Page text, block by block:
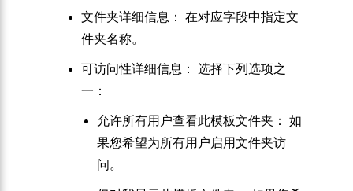
文件夹详细信息：
在对应字段中指定文
件夹名称。
可访问性详细信息：
选择下列选项之
一：
允许所有用户查看此模板文件夹：
如
果您希望为所有用户启用文件夹访
问。